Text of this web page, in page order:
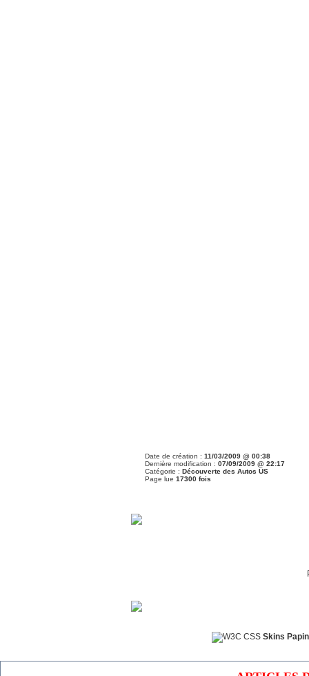
Date de création : 11/03/2009 @ 00:38
Dernière modification : 07/09/2009 @ 22:17
Catégorie : Découverte des Autos US
Page lue 17300 fois
Skins